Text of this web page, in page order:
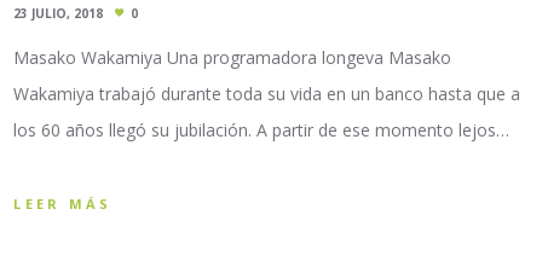
23 JULIO, 2018 0
Masako Wakamiya Una programadora longeva Masako
Wakamiya trabajó durante toda su vida en un banco hasta que a
los 60 años llegó su jubilación. A partir de ese momento lejos…
LEER MÁS